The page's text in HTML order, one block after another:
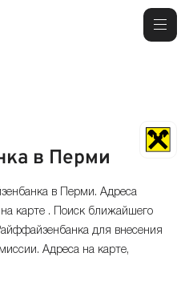
в Перми
в Перми. Адреса
карте . Поиск ближайшего
для внесения
Адреса на карте,